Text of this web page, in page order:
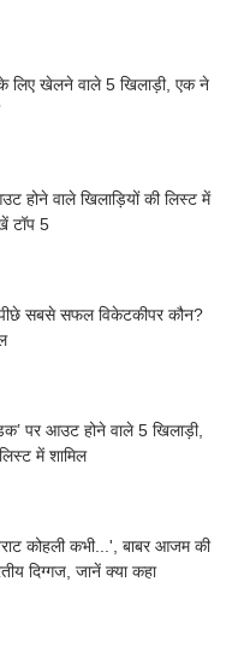
लिए खेलने वाले 5 खिलाड़ी, एक ने
होने वाले खिलाड़ियों की लिस्ट में
टॉप 5
सबसे सफल विकेटकीपर कौन?
पर आउट होने वाले 5 खिलाड़ी,
में शामिल
कोहली कभी...', बाबर आजम की
दिग्गज, जानें क्या कहा